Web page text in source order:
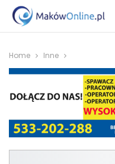
Home Inne